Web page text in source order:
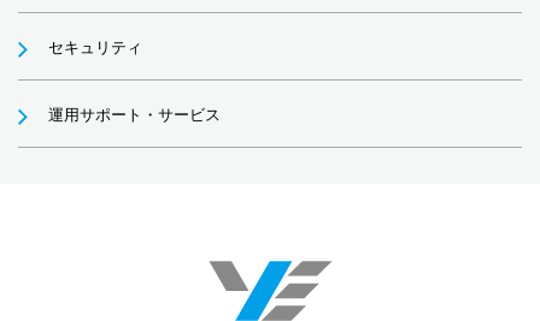
セキュリティ
運用サポート・サービス